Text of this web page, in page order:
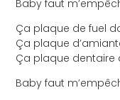
Baby faut
Ça plaque de fuel
Ça plaque
Ça plaque dentaire
Baby faut